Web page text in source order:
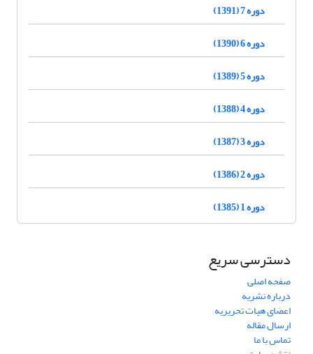
دوره 7 (1391)
دوره 6 (1390)
دوره 5 (1389)
دوره 4 (1388)
دوره 3 (1387)
دوره 2 (1386)
دوره 1 (1385)
دسترسی سریع
صفحه اصلی
درباره نشریه
اعضای هیات تحریریه
ارسال مقاله
تماس با ما